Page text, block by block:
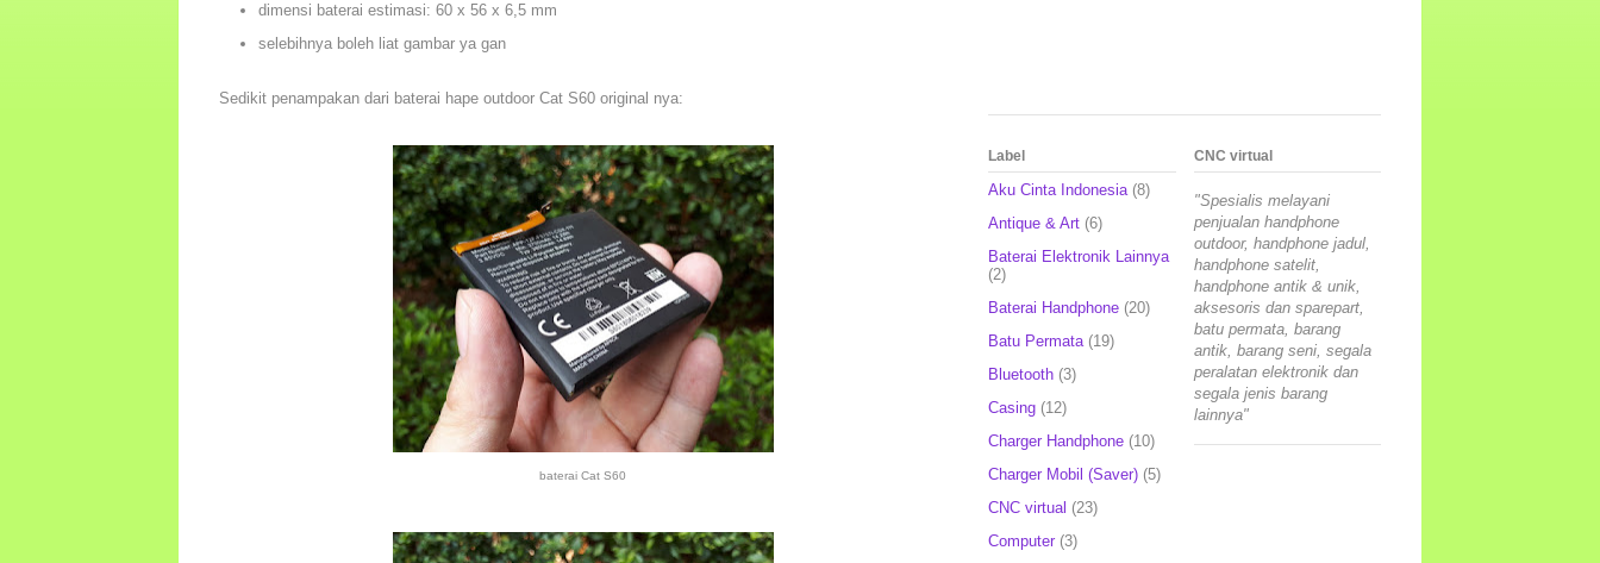
dimensi baterai estimasi: 60 x 56 x 6,5 mm
selebihnya boleh liat gambar ya gan
Sedikit penampakan dari baterai hape outdoor Cat S60 original nya:
baterai Cat S60
Label
Aku Cinta Indonesia (8)
Antique & Art (6)
Baterai Elektronik Lainnya
(2)
Baterai Handphone (20)
Batu Permata (19)
Bluetooth (3)
Casing (12)
Charger Handphone (10)
Charger Mobil (Saver) (5)
CNC virtual (23)
Computer (3)
CNC virtual
"Spesialis melayani
penjualan handphone
outdoor, handphone jadul,
handphone satelit,
handphone antik & unik,
aksesoris dan sparepart,
batu permata, barang
antik, barang seni, segala
peralatan elektronik dan
segala jenis barang
lainnya"